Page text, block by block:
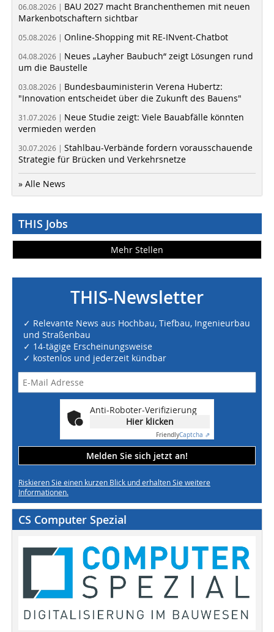
06.08.2026 | BAU 2027 macht Branchenthemen mit neuen
Markenbotschaftern sichtbar
05.08.2026 | Online-Shopping mit RE-INvent-Chatbot
04.08.2026 | Neues „Layher Baubuch“ zeigt Lösungen rund
um die Baustelle
03.08.2026 | Bundesbauministerin Verena Hubertz:
"Innovation entscheidet über die Zukunft des Bauens"
31.07.2026 | Neue Studie zeigt: Viele Bauabfälle könnten
vermieden werden
30.07.2026 | Stahlbau-Verbände fordern vorausschauende
Strategie für Brücken und Verkehrsnetze
» Alle News
THIS Jobs
Mehr Stellen
THIS-Newsletter
✓ Relevante News aus Hochbau, Tiefbau, Ingenieurbau
und Straßenbau
✓ 14-tägige Erscheinungsweise
✓ kostenlos und jederzeit kündbar
Anti-Roboter-Verifizierung
Hier klicken
FriendlyCaptcha ⇗
Melden Sie sich jetzt an!
Riskieren Sie einen kurzen Blick und erhalten Sie weitere
Informationen.
CS Computer Spezial